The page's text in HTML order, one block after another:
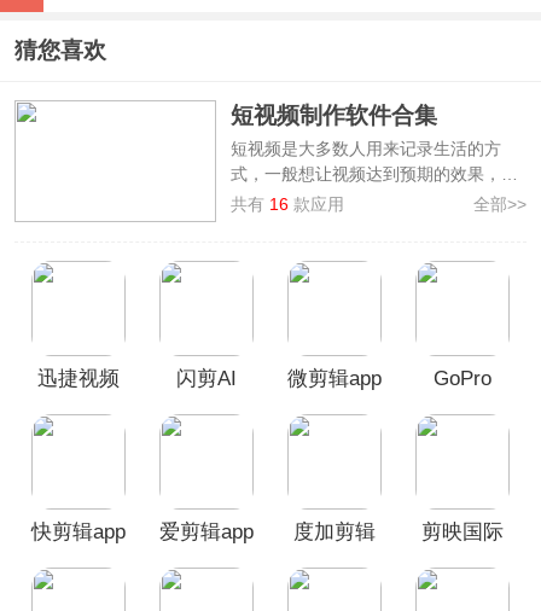
猜您喜欢
短视频制作软件合集
短视频是大多数人用来记录生活的方
式，一般想让视频达到预期的效果，就
要用到短视频制作软件了，本站整理制
Premiere Rush、闪剪
等制作短视频的
而且易于上手，可满足不同用户的多元
化需求。如果你刚好在寻找一款好用的
选免费下载使用吧！
共有 16 款应用 全部>>
迅捷视频
闪剪AI
微剪辑app
GoPro
快剪辑app 爱剪辑app
度加剪辑
剪映国际
官方版